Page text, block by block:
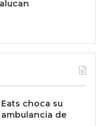
choca su
de